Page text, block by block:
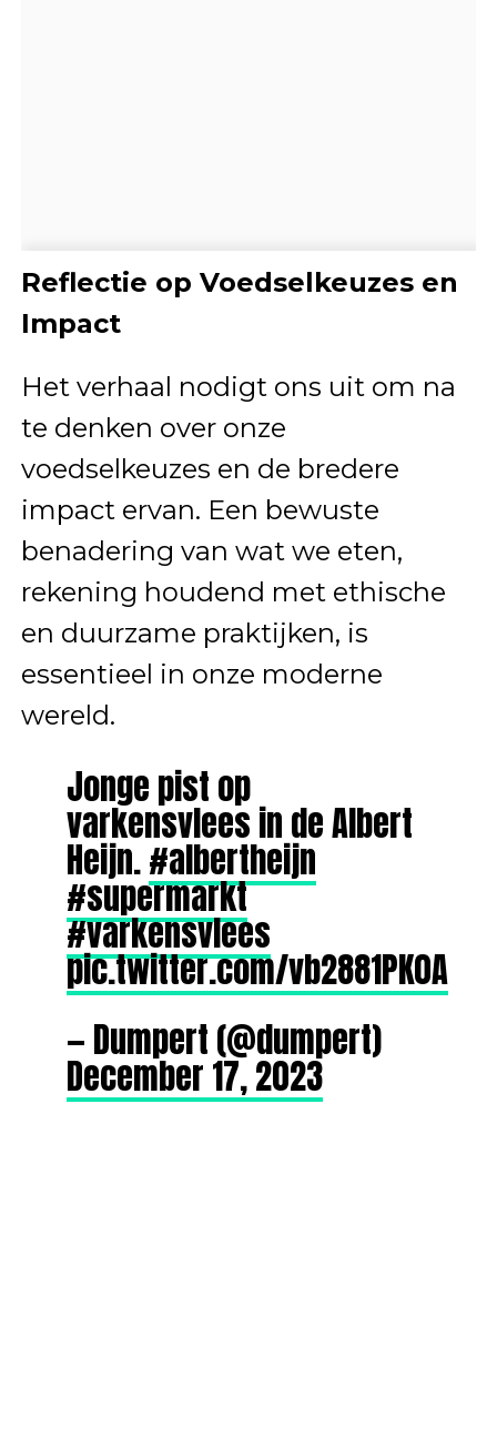
Reflectie op Voedselkeuzes en
Impact
Het verhaal nodigt ons uit om na
te denken over onze
voedselkeuzes en de bredere
impact ervan. Een bewuste
benadering van wat we eten,
rekening houdend met ethische
en duurzame praktijken, is
essentieel in onze moderne
wereld.
Jonge pist op
varkensvlees in de Albert
Heijn.#albertheijn
#supermarkt
#varkensvlees
pic.twitter.com/vb2881PK0A
— Dumpert (@dumpert)
December 17, 2023